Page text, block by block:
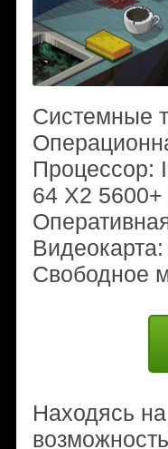
Системные
Процессор:
64 X2
Свободное
Находясь